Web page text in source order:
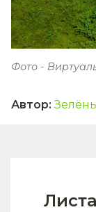
Фото -
Автор: